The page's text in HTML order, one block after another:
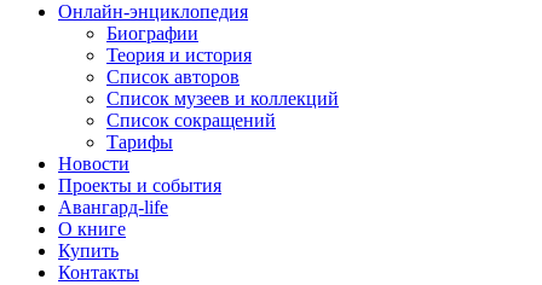
Онлайн-энциклопедия
Биографии
Теория и история
Список авторов
Список музеев и коллекций
Список сокращений
Тарифы
Новости
Проекты и события
Авангард-life
О книге
Купить
Контакты